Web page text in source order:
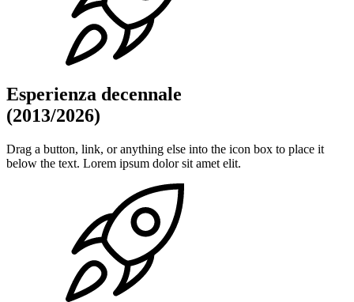
Esperienza decennale
(2013/2026)
Drag a button, link, or anything else into the icon box to place it
below the text. Lorem ipsum dolor sit amet elit.